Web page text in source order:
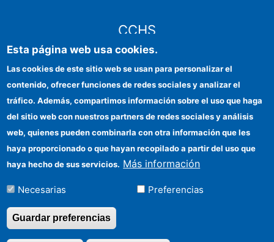
CCHS
Identidad institucional
Ayudas FEDER
Organismos financiadores
Contacto
Cómo llegar
Esta página web usa cookies.
Las cookies de este sitio web se usan para personalizar el
contenido, ofrecer funciones de redes sociales y analizar el
tráfico. Además, compartimos información sobre el uso que haga
del sitio web con nuestros partners de redes sociales y análisis
web, quienes pueden combinarla con otra información que les
haya proporcionado o que hayan recopilado a partir del uso que
haya hecho de sus servicios. Más información
Necesarias Preferencias
Guardar preferencias